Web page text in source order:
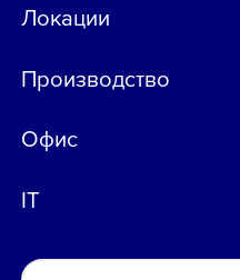
Локации
Производство
Офис
IT